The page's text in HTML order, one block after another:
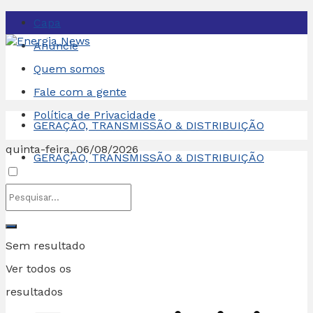
Capa
Anuncie
Quem somos
Fale com a gente
Política de Privacidade
quinta-feira, 06/08/2026
Sem resultado
Ver todos os
resultados
GERAÇÃO, TRANSMISSÃO & DISTRIBUIÇÃO
GERAÇÃO, TRANSMISSÃO & DISTRIBUIÇÃO